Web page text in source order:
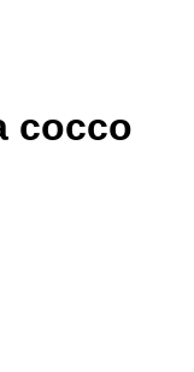
cocco